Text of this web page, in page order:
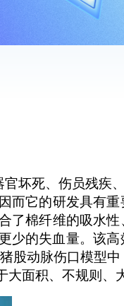
坏死、伤员残疾
因而它的研发具有重
了棉纤维的吸水性
少的失血量。该高
股动脉伤口模型中
大面积、不规则 、